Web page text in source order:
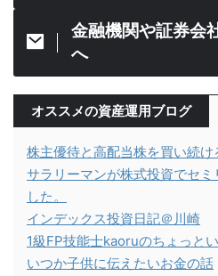
金融機関や証券会
へ
オススメの資産運用ブログ
株主優待と高配当株を買い続
サラリーマンが株式投資でセ
した。
インデックス投資日記＠川崎
1級FP技能士kaoruのちょっと
いつか子供に伝えたいお金の話